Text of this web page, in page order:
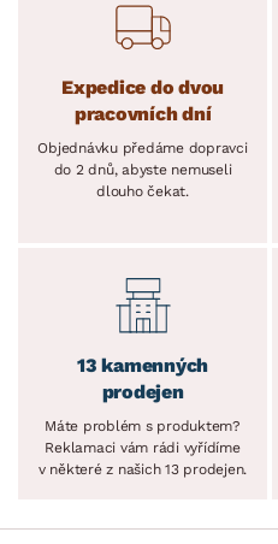
Expedice do dvou
pracovních dní
Objednávku předáme dopravci
do 2 dnů, abyste nemuseli
dlouho čekat.
13 kamenných
prodejen
Máte problém s produktem?
Reklamaci vám rádi vyřídíme
v některé z našich 13 prodejen.